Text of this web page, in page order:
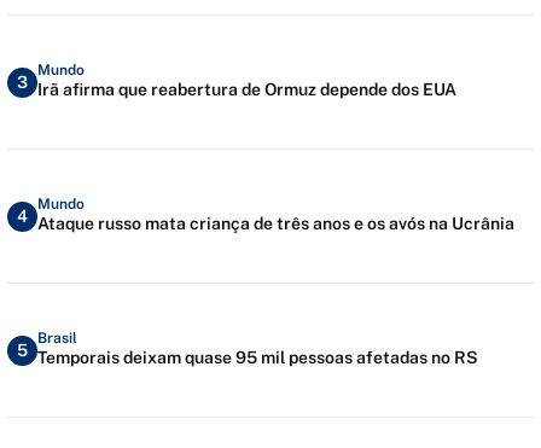
3
Mundo
Irã afirma que reabertura de Ormuz depende dos EUA
4
Mundo
Ataque russo mata criança de três anos e os avós na Ucrânia
5
Brasil
Temporais deixam quase 95 mil pessoas afetadas no RS